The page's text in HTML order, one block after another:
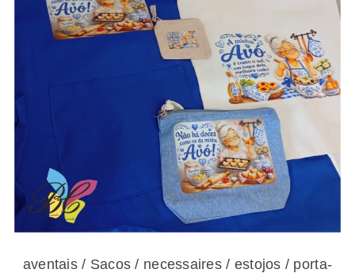
aventais / Sacos / necessaires / estojos /
porta-moedas dia dos avós – vários modelos
aventais / Sacos / necessaires / estojos / porta-